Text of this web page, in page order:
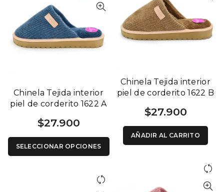
Chinela Tejida interior
piel de corderito 1622 B
$27.900
AÑADIR AL CARRITO
Chinela Tejida interior
piel de corderito 1622 A
$27.900
SELECCIONAR OPCIONES